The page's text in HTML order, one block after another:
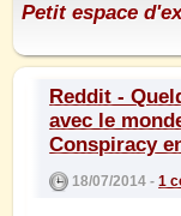
Petit espace
Reddit -
avec le
Conspiracy
18/07/2014 -1